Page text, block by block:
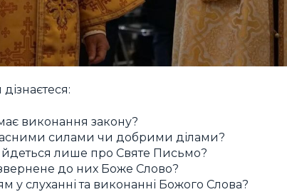
виконання закону?
силами чи добрими ділами?
лише про Святе Письмо?
до них Боже Слово?
слуханні та виконанні Божого Слова?